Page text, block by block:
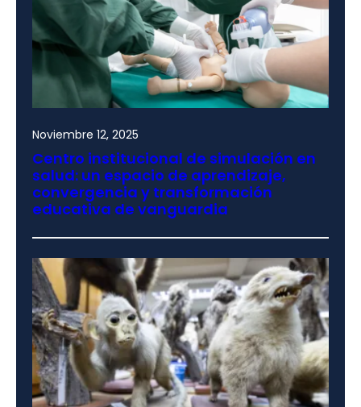
Noviembre 12, 2025
Centro institucional de simulación en
salud: un espacio de aprendizaje,
convergencia y transformación
educativa de vanguardia